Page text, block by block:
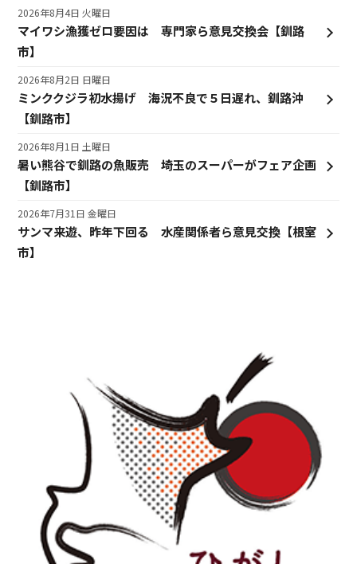
マイワシ漁獲ゼロ要因は 専門家ら意見交換会【釧路
市】
2026年8月4日 火曜日
ミンククジラ初水揚げ 海況不良で５日遅れ、釧路沖
【釧路市】
2026年8月2日 日曜日
暑い熊谷で釧路の魚販売 埼玉のスーパーがフェア企画
【釧路市】
2026年8月1日 土曜日
サンマ来遊、昨年下回る 水産関係者ら意見交換【根室
市】
2026年7月31日 金曜日